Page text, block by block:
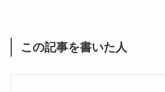
この記事を書いた人